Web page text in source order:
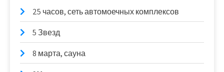
25 часов, сеть автомоечных комплексов
5 Звезд
8 марта, сауна